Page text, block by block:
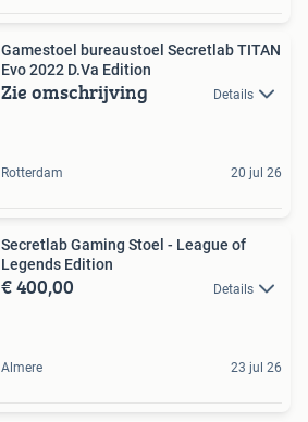
Gamestoel bureaustoel Secretlab TITAN
Evo 2022 D.Va Edition
Zie omschrijving Details
Rotterdam 20 jul 26
Secretlab Gaming Stoel - League of
Legends Edition
€ 400,00 Details
Almere 23 jul 26